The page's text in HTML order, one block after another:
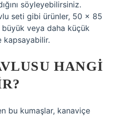
söyleyebilirsiniz.
seti gibi ürünler, 50 x 85
veya daha küçük
kapsayabilir.
HANGI
bu kumaşlar, kanaviçe